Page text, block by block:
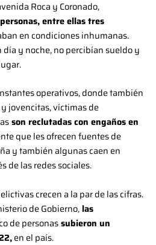
Roca y Coronado,
entre ellas tres
en condiciones inhumanas.
y noche, no percibían sueldo y
operativos, donde también
jovencitas, víctimas de
son reclutadas con engaños en
que les ofrecen fuentes de
y también algunas caen en
de las redes sociales.
crecen a la par de las cifras.
de Gobierno,las
de personassubieron un
en el país.